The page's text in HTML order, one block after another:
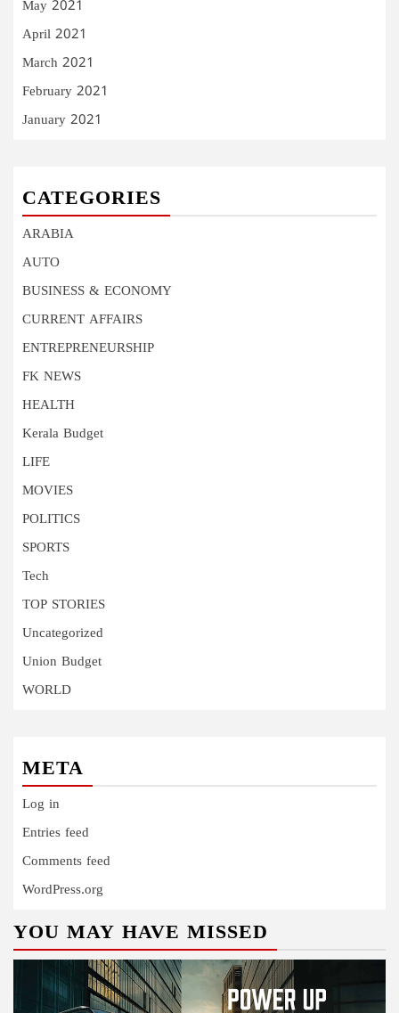
May 2021
April 2021
March 2021
February 2021
January 2021
CATEGORIES
ARABIA
AUTO
BUSINESS & ECONOMY
CURRENT AFFAIRS
ENTREPRENEURSHIP
FK NEWS
HEALTH
Kerala Budget
LIFE
MOVIES
POLITICS
SPORTS
Tech
TOP STORIES
Uncategorized
Union Budget
WORLD
META
Log in
Entries feed
Comments feed
WordPress.org
YOU MAY HAVE MISSED